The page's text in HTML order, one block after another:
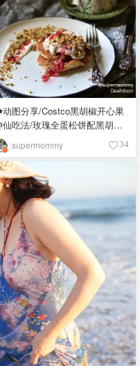
图分享/Costco黑胡椒开心果
仙吃法/玫瑰全蛋松饼配黑胡椒
心果碎太惊艳😍
supermommy 34